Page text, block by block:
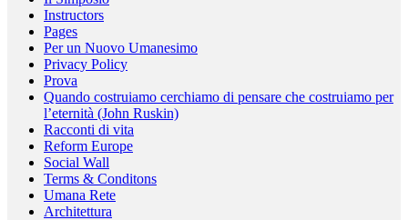
Instructors
Pages
Per un Nuovo Umanesimo
Privacy Policy
Prova
Quando costruiamo cerchiamo di pensare che costruiamo per
l’eternità (John Ruskin)
Racconti di vita
Reform Europe
Social Wall
Terms & Conditons
Umana Rete
Architettura